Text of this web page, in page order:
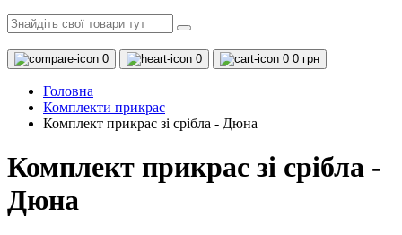
0 0 0 0 грн
Головна
Комплекти прикрас
Комплект прикрас зі срібла - Дюна
Комплект прикрас зі срібла -
Дюна